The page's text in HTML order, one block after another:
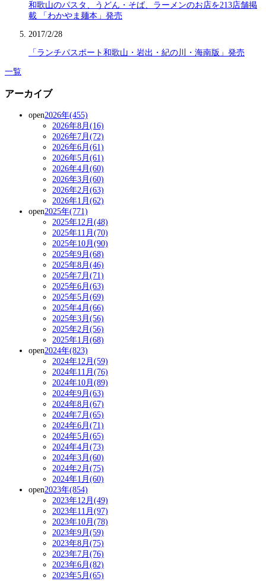
和歌山のパスタ、うどん・そば、ラーメンのお店を213店舗掲
載 「わかやま麺本」発売
2017/2/28
「ランチパスポート和歌山・岩出・紀の川・海南版」発売
一覧
アーカイブ
open2026年(455)
2026年8月(16)
2026年7月(72)
2026年6月(61)
2026年5月(61)
2026年4月(60)
2026年3月(60)
2026年2月(63)
2026年1月(62)
open2025年(771)
2025年12月(48)
2025年11月(70)
2025年10月(90)
2025年9月(68)
2025年8月(46)
2025年7月(71)
2025年6月(63)
2025年5月(69)
2025年4月(66)
2025年3月(56)
2025年2月(56)
2025年1月(68)
open2024年(823)
2024年12月(59)
2024年11月(76)
2024年10月(89)
2024年9月(63)
2024年8月(67)
2024年7月(65)
2024年6月(71)
2024年5月(65)
2024年4月(73)
2024年3月(60)
2024年2月(75)
2024年1月(60)
open2023年(854)
2023年12月(49)
2023年11月(97)
2023年10月(78)
2023年9月(59)
2023年8月(75)
2023年7月(76)
2023年6月(82)
2023年5月(65)